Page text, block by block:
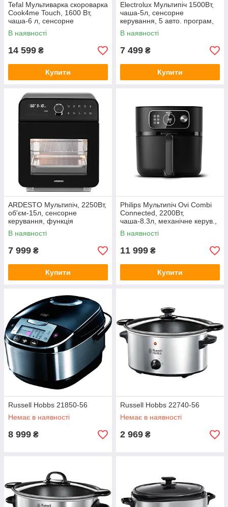
Tefal Мультиварка скороварка
Cook4me Touch, 1600 Вт,
чаша-6 л, сенсорне
керування, 13 програм,
управ. смартф., метал,
В наявності
14 599 ₴
Купити
Electrolux Мультипіч 1500Вт,
чаша-5л, сенсорне
керування, 5 авто. програм,
пластик, чорний
В наявності
7 499 ₴
Купити
ARDESTO Мультипіч, 2250Вт,
об'єм-15л, сенсорне
керування, функція
приготування на пару, 40-
220°C, метал/пластик, біло-
В наявності
7 999 ₴
Купити
Philips Мультипіч Ovi Combi
Connected, 2200Вт,
чаша-8.3л, механічне керув.,
22 авто. програм, пластик,
чорний
В наявності
11 999 ₴
Купити
Russell Hobbs 21850-56
Немає в наявності
8 999 ₴
Russell Hobbs 22740-56
Немає в наявності
2 969 ₴